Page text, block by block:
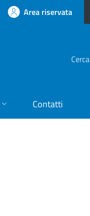
Area riservata
Cerca
Contatti